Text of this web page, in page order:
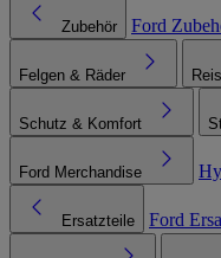
Zubehör Ford
Felgen & Räder
Schutz & Komfort
Ford Merchandise
Ersatzteile Ford